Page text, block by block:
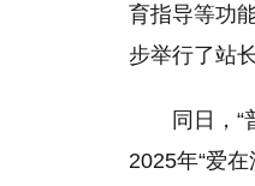
育指导等功
步举行了站
同日，
2025年“爱